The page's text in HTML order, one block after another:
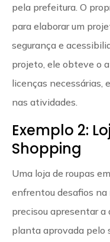
pela prefeitura. O
para elaborar um
segurança e
projeto, ele obteve o
licenças necessárias,
nas atividades.
Exemplo 2:
Shopping
Uma loja de roupas
enfrentou desafios na
precisou apresentar
planta aprovada pelo